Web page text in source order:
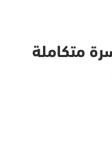
متكاملة